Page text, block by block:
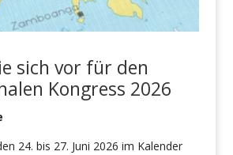
sich vor für den
Kongress 2026
24. bis 27. Juni 2026 im Kalender